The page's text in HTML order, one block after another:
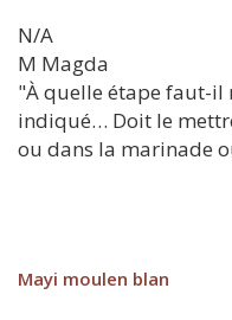
N/A
M Magda
"À quelle étape faut-il
indiqué… Doit le
ou dans la marinade
Mayi moulen blan